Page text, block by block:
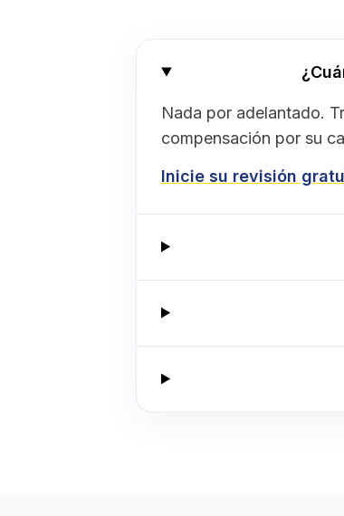
Nada por adelantado.
compensación por su
Inicie su revisión